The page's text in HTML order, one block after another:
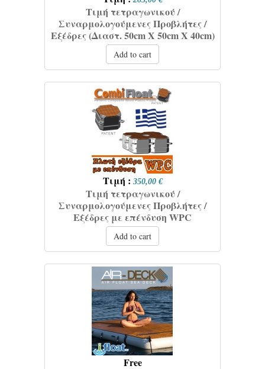
Τιμή τετραγωνικού /
Συναρμολογούμενες Προβλήτες /
Εξέδρες (Διαστ. 50cm X 50cm X 40cm)
Add to cart
Τιμή : 350,00 €
Τιμή τετραγωνικού /
Συναρμολογούμενες Προβλήτες /
Εξέδρες με επένδυση WPC
Add to cart
Free